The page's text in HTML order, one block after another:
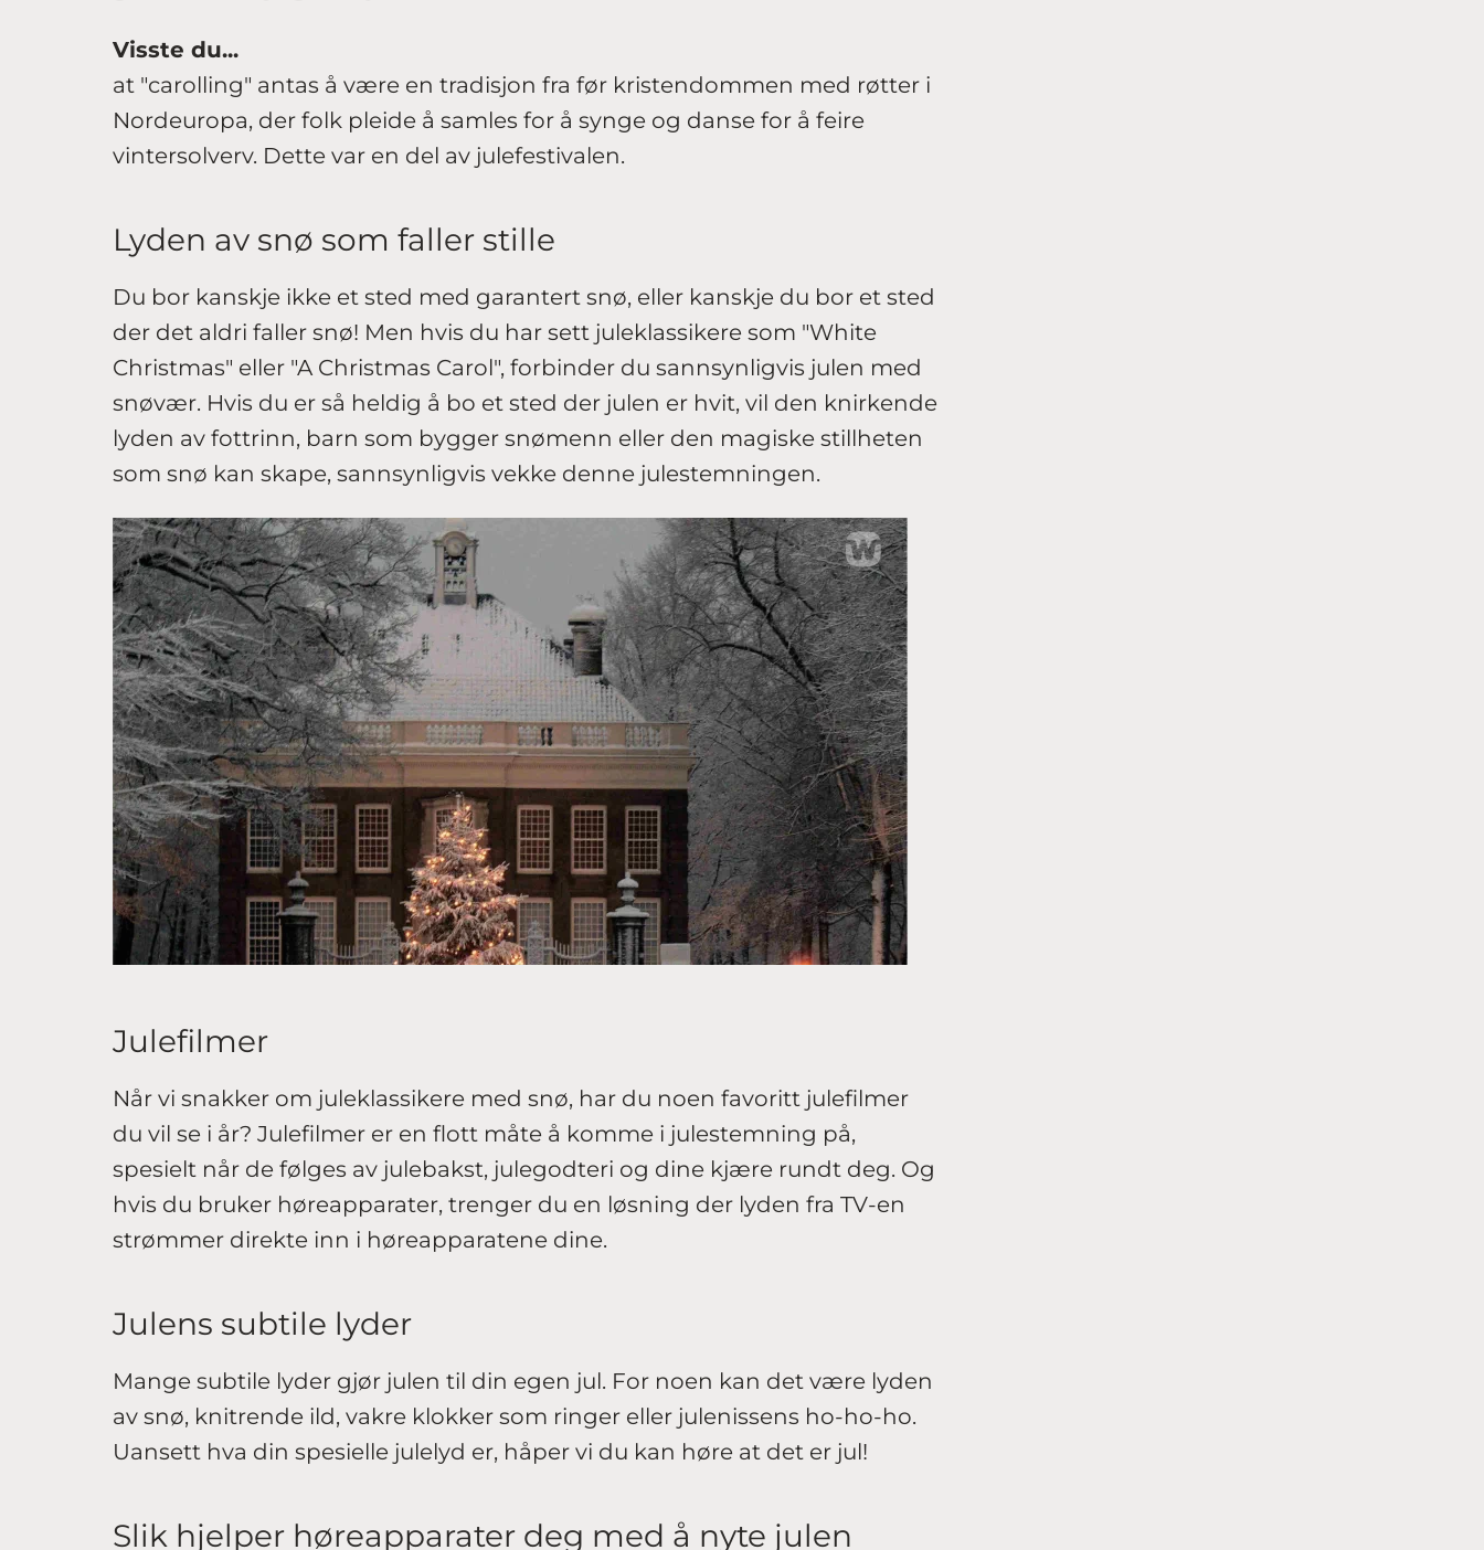
Visste du...
at "carolling" antas å være en tradisjon fra før kristendommen med røtter i
Nordeuropa, der folk pleide å samles for å synge og danse for å feire
vintersolverv. Dette var en del av julefestivalen.
Lyden av snø som faller stille
Du bor kanskje ikke et sted med garantert snø, eller kanskje du bor et sted
der det aldri faller snø! Men hvis du har sett juleklassikere som "White
Christmas" eller "A Christmas Carol", forbinder du sannsynligvis julen med
snøvær. Hvis du er så heldig å bo et sted der julen er hvit, vil den knirkende
lyden av fottrinn, barn som bygger snømenn eller den magiske stillheten
som snø kan skape, sannsynligvis vekke denne julestemningen.
Julefilmer
Når vi snakker om juleklassikere med snø, har du noen favoritt julefilmer
du vil se i år? Julefilmer er en flott måte å komme i julestemning på,
spesielt når de følges av julebakst, julegodteri og dine kjære rundt deg. Og
hvis du bruker høreapparater, trenger du en løsning der lyden fra TV-en
strømmer direkte inn i høreapparatene dine.
Julens subtile lyder
Mange subtile lyder gjør julen til din egen jul. For noen kan det være lyden
av snø, knitrende ild, vakre klokker som ringer eller julenissens ho-ho-ho.
Uansett hva din spesielle julelyd er, håper vi du kan høre at det er jul!
Slik hjelper høreapparater deg med å nyte julen